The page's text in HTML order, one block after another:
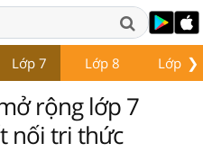
❯
Lớp 7 Lớp 8 Lớp 9
rộng lớp 7
nối tri thức